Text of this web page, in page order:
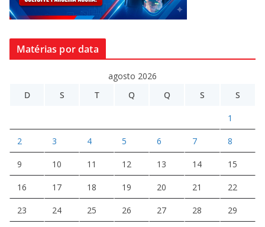
Matérias por data
agosto 2026
D
S T Q Q S S
1
2 3 4 5 6 7 8
9 10 11 12 13 14 15
16 17 18 19 20 21 22
23 24 25 26 27 28 29